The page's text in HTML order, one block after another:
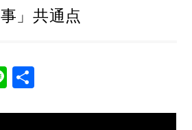
」共通点
Li
n
e